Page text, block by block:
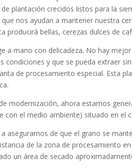
plantación crecidos listos para la
nos ayudan a mantener nuestra
producirá bellas, cerezas dulces de
a mano con delicadeza. No hay
condiciones y que se pueda extraer
de procesamiento especial. Esta
modernización, ahora estamos
con el medio ambiente) situado en el
asegurarnos de que el grano se
de la zona de procesamiento
un área de secado